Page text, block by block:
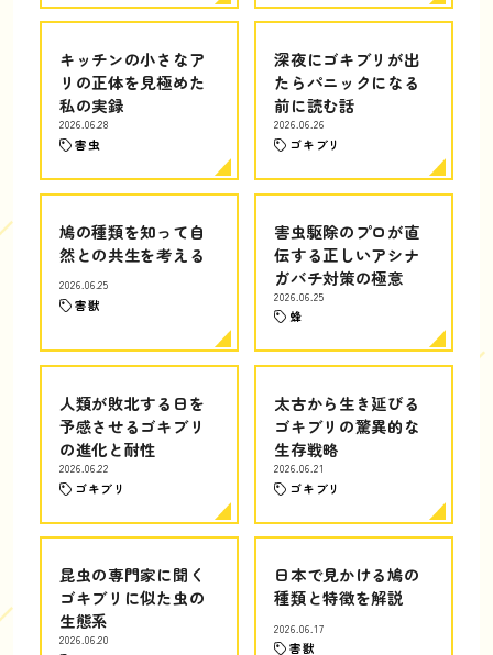
キッチンの小さなア
リの正体を見極めた
私の実録
2026.06.28
害虫
深夜にゴキブリが出
たらパニックになる
前に読む話
2026.06.26
ゴキブリ
鳩の種類を知って自
然との共生を考える
2026.06.25
害獣
害虫駆除のプロが直
伝する正しいアシナ
ガバチ対策の極意
2026.06.25
蜂
人類が敗北する日を
予感させるゴキブリ
の進化と耐性
2026.06.22
ゴキブリ
太古から生き延びる
ゴキブリの驚異的な
生存戦略
2026.06.21
ゴキブリ
昆虫の専門家に聞く
ゴキブリに似た虫の
生態系
2026.06.20
日本で見かける鳩の
種類と特徴を解説
2026.06.17
害獣